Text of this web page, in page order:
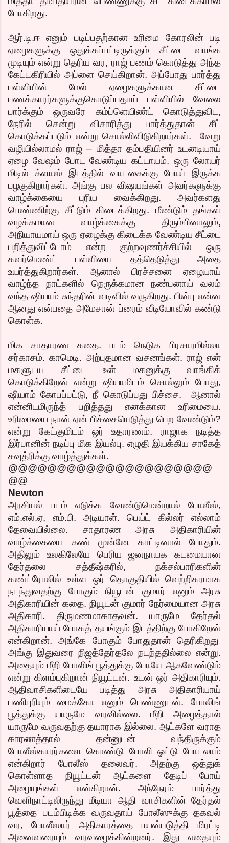
போகிறது.
ஆர்.டி.ஈ எனும் படிப்பதற்கான உரிமை கோரலின் படி
ஏழைகளுக்கு ஒதுக்கப்பட்டிருக்கும் சீட்டை வாங்க
முடியும் என்று தெரிய வர, ராஜ் பணம் கொடுத்து அந்த
கேட்டகிரியில் அப்ளை செய்கிறான். அப்போது பார்த்து
பள்ளியின் மேல் ஏழைகளுக்கான சீட்டை
பணக்காரர்களுக்குகொடுப்பதாய் பள்ளியில் வேலை
பார்க்கும் ஒருவரே கம்ப்ளெயிண்ட் கொடுத்துவிட,
நேரில் சென்று விசாரித்து பார்த்துதான் சீட்
கொடுக்கப்படும் என்று சொல்லிவிடுகிறார்கள். வேறு
வழியில்லாமல் ராஜ் – மித்தா தம்பதியினர் உடனடியாய்
ஏழை வேஷம் போட வேண்டிய கட்டாயம். ஒரு லோயர்
மிடில் க்ளாஸ் இடத்தில் வாடகைக்கு போய் இருக்க
பழகுகிறார்கள். அங்கு பல விஷயங்கள் அவர்களுக்கு
வாழ்க்கையை புரிய வைக்கிறது. அவர்களது
பெண்ணிற்கு சீட்டும் கிடைக்கிறது. மீண்டும் தங்கள்
வழக்கமான வாழ்க்கைக்கு திரும்பினாலும்,
அநியாயமாய் ஒரு ஏழைக்கு கிடைக்க வேண்டிய சீட்டை
பறித்துவிட்டோம் என்ற குற்றவுணர்ச்சியில் ஒரு
கவர்மெண்ட் பள்ளியை தத்தெடுத்து அதை
உயர்த்துகிறார்கள். ஆனால் பிரச்சனை ஏழையாய்
வாழ்ந்த நாட்களில் நெருக்கமான நண்பனாய் வலம்
வந்த ஷியாம் சுந்தரின் வடிவில் வருகிறது. பின்பு என்ன
ஆனது என்பதை அமேசான் ப்ரைம் வீடியோவில் கண்டு
கொள்க.
மிக சாதாரண கதை. படம் நெடுக பிரசாரமில்லா
சர்காசம். காமெடி. அற்புதமான வசனங்கள். ராஜ் என்
மகளுடய சீட்டை உன் மகனுக்கு வாங்கிக்
கொடுக்கிறேன் என்று ஷியாமிடம் சொல்லும் போது,
ஷியாம் கோபப்பட்டு, நீ கொடுப்பது பிச்சை. ஆனால்
என்னிடமிருந்த் பறித்தது எனக்கான உரிமையை.
உரிமையை நான் ஏன் பிச்சையெடுத்து பெற வேண்டும்?
என்று கேட்குமிடம் ஒர் உதாரணம். ராஜாக நடித்த
இர்பானின் நடிப்பு மிக இயல்பு. எழுதி இயக்கிய சாகேத்
சவுத்ரிக்கு வாழ்த்துக்கள்.
@@@@@@@@@@@@@@@@@@@@@
@@
Newton
அரசியல் படம் எடுக்க வேண்டுமென்றால் போலீஸ்,
எம்.எல்.ஏ, எம்.பி. அடியாள். பெய்ட் கில்லர் எல்லாம்
தேவையில்லை. சாதாரண அரசு அதிகாரியின்
வாழ்க்கையை கண் முன்னே காட்டினால் போதும்.
அதிலும் உலகிலேயே பெரிய ஜனநாயக கடமையான
தேர்தலை சத்தீஷ்கரில், நக்சல்பாரிகளின்
கண்ட்ரோலில் உள்ள ஒர் தொகுதியில் வெற்றிகரமாக
நடந்துவதற்கு போகும் நியூடன் குமார் எனும் அரசு
அதிகாரியின் கதை. நியூடன் குமார் நேர்மையான அரசு
அதிகாரி. திருமணமாகாதவன். யாருமே தேர்தல்
அதிகாரியாய் போகத் தயங்கும் இடத்திற்கு போகிறேன்
என்கிறான். அங்கே போகும் போதுதான் தெரிகிறது
அங்கு இதுவரை நிஜத்தேர்தலே நடந்ததில்லை என்று.
அதையும் மீறி போலிங் பூத்துக்கு போயே ஆகவேண்டும்
என்று கிளம்புகிறான் நியூட்டன். உடன் ஒர் அதிகாரியும்.
ஆதிவாசிகளிடையே படித்து அரசு அதிகாரியாய்
பணிபுரியும் மைக்கோ எனும் பெண்ணுடன். போலிங்
பூத்துக்கு யாருமே வரவில்லை. மீறி அழைத்தால்
யாருமே வருவதற்கு தயாராக இல்லை. ஆட்களே வராத
காரணத்தால் தன்னுடன் வந்திருக்கும்
போலீஸ்காரர்களை கொண்டு போலி ஓட்டு போடலாம்
என்கிறார் போலீஸ் தலைவர். அதற்கு ஒத்துக்
கொள்ளாத நியூட்டன் ஆட்களை தேடிப் போய்
அழையுங்கள் என்கிறான். அந்நேரம் பார்த்து
வெளிநாட்டிலிருந்து மீடியா ஆதி வாசிகளின் தேர்தல்
பூத்தை படம்பிடிக்க வருவதாய் போலீஸுக்கு தகவல்
வர, போலீஸார் அதிகாரத்தை பயன்படுத்தி மிரட்டி
அனைவரையும் வரவழைக்கின்றனர். இது எதையும்